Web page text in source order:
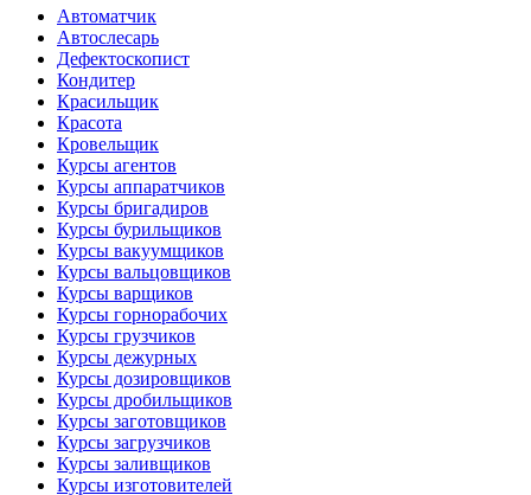
Автоматчик
Автослесарь
Дефектоскопист
Кондитер
Красильщик
Красота
Кровельщик
Курсы агентов
Курсы аппаратчиков
Курсы бригадиров
Курсы бурильщиков
Курсы вакуумщиков
Курсы вальцовщиков
Курсы варщиков
Курсы горнорабочих
Курсы грузчиков
Курсы дежурных
Курсы дозировщиков
Курсы дробильщиков
Курсы заготовщиков
Курсы загрузчиков
Курсы заливщиков
Курсы изготовителей